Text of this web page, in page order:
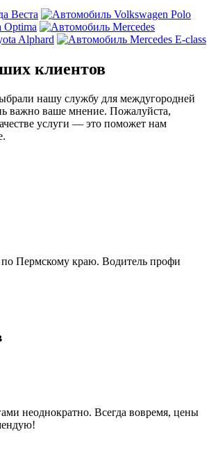
клиентов
нашу службу для междугородней
важно ваше мнение. Пожалуйста,
услуги — это поможет нам
по Пермскому краю. Водитель профи
неоднократно. Всегда вовремя, цены